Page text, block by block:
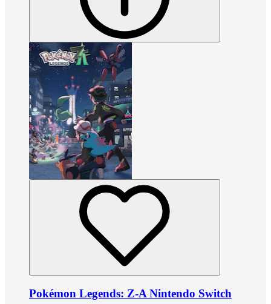
Pokémon Legends: Z-A Nintendo Switch